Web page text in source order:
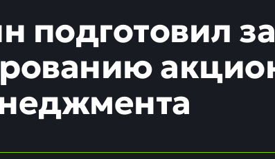
подготовил